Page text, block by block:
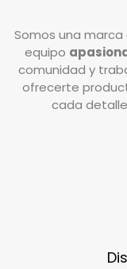
Valoramos
como norma
devolverse en
debe estar
conservar las
incluidos en la
En Vigar,
en nosotros al
ello,
Somos una
equipo
comunidad y
ofrecerte
cada